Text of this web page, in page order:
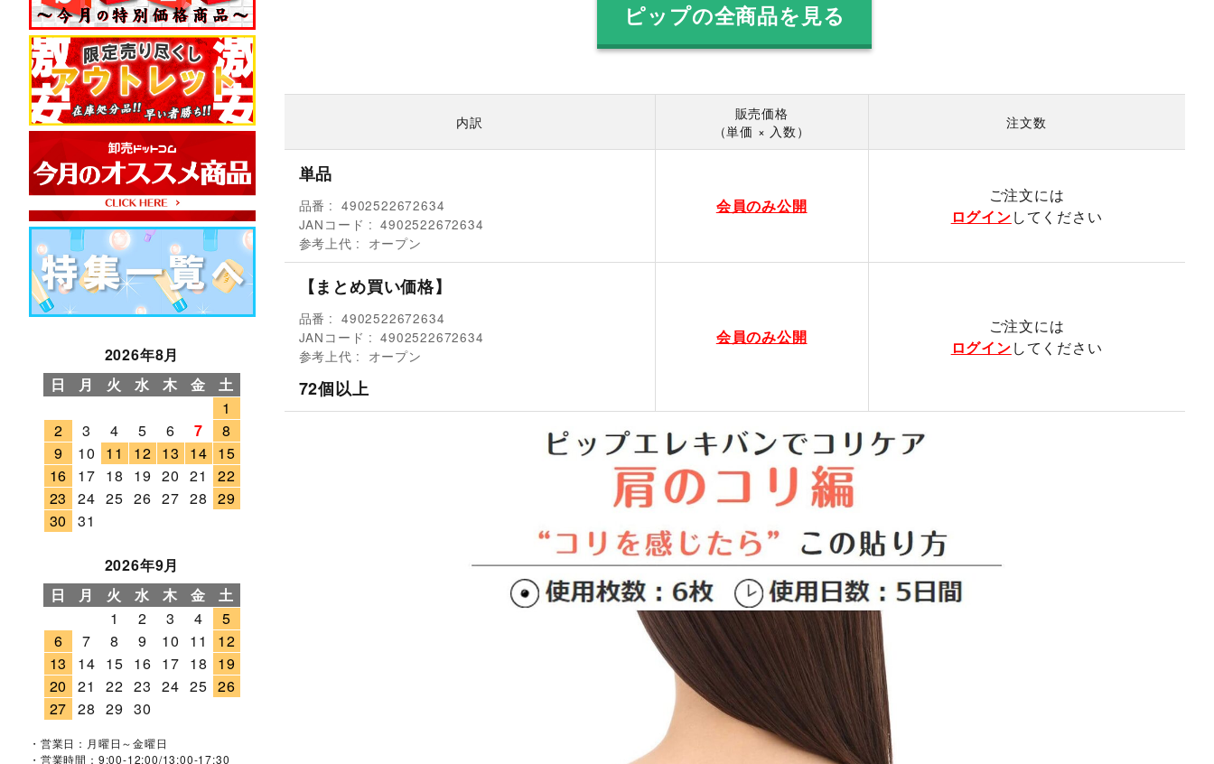
ピップの全商品を見る
内訳
販売価格
（単価 × 入数）
注文数
単品
品番
4902522672634
JANコード
4902522672634
参考上代
オープン
会員のみ公開
ご注文には
ログインしてください
【まとめ買い価格】
品番
4902522672634
JANコード
4902522672634
参考上代
オープン
72個以上
会員のみ公開
ご注文には
ログインしてください
2026年8月
日
月 火 水 木 金
土
1
2
3 4 5 6 7
8
9
10 11 12 13 14 15
16
17 18 19 20 21
22
23
24 25 26 27 28 29
30
31
2026年9月
日
月 火 水 木 金
土
1
2 3 4
5
6
7 8 9 10 11
12
13
14 15 16 17 18
19
20
21 22 23 24 25 26
27 28 29 30
・営業日：月曜日～金曜日
・営業時間：9:00-12:00/13:00-17:30